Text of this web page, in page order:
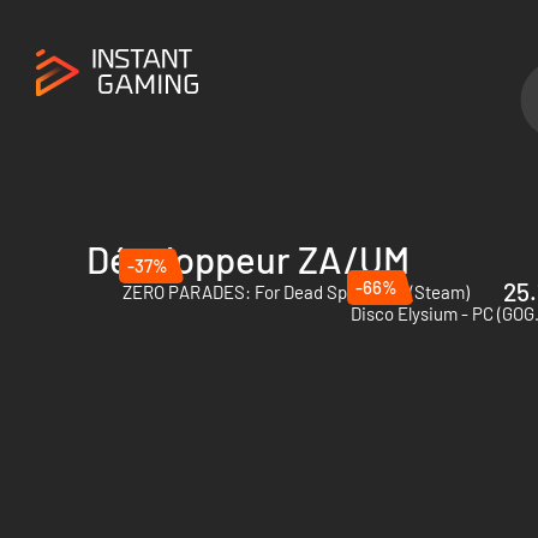
Développeur ZA/UM
-37%
ZERO PARADES: For Dead Spies - PC (Steam)
-66%
Disco Elysium - PC